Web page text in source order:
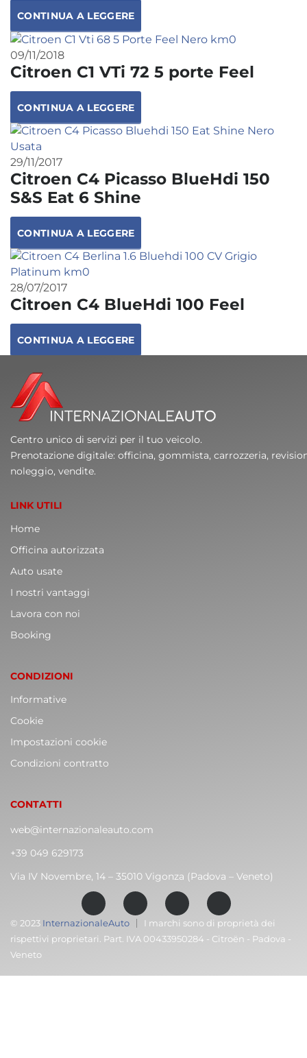
CONTINUA A LEGGERE
09/11/2018
Citroen C1 VTi 72 5 porte Feel
CONTINUA A LEGGERE
29/11/2017
Citroen C4 Picasso BlueHdi 150
S&S Eat 6 Shine
CONTINUA A LEGGERE
28/07/2017
Citroen C4 BlueHdi 100 Feel
CONTINUA A LEGGERE
Centro unico di servizi per il tuo veicolo.
Prenotazione digitale: officina, gommista, carrozzeria,
noleggio, vendite.
LINK UTILI
Home
Officina autorizzata
Auto usate
I nostri vantaggi
Lavora con noi
Booking
CONDIZIONI
Informative
Cookie
Impostazioni cookie
Condizioni contratto
CONTATTI
web@internazionaleauto.com
+39 049 629173
Via IV Novembre, 14 – 35010 Vigonza (Padova – Veneto)
© 2023 InternazionaleAuto
I marchi sono di proprietà dei
rispettivi proprietari. Part. IVA 00433950284 - Citroën - Padova -
Veneto